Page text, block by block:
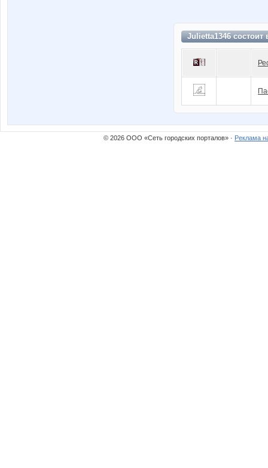
Julietta1346 состоит
© 2026 ООО «Сеть городских порталов» · Реклама